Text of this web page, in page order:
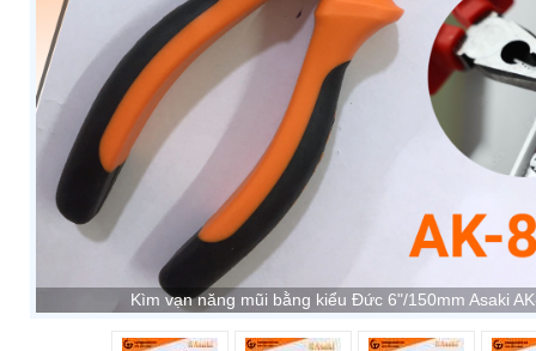
Kìm vạn năng mũi bằng kiểu Đức 6"/150mm Asaki